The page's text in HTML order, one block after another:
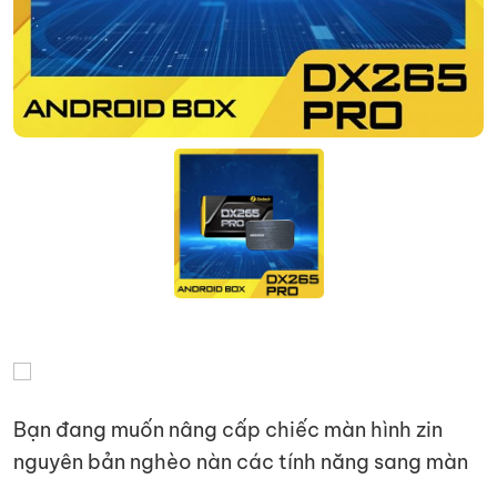
Bạn đang muốn nâng cấp chiếc màn hình zin
nguyên bản nghèo nàn các tính năng sang màn